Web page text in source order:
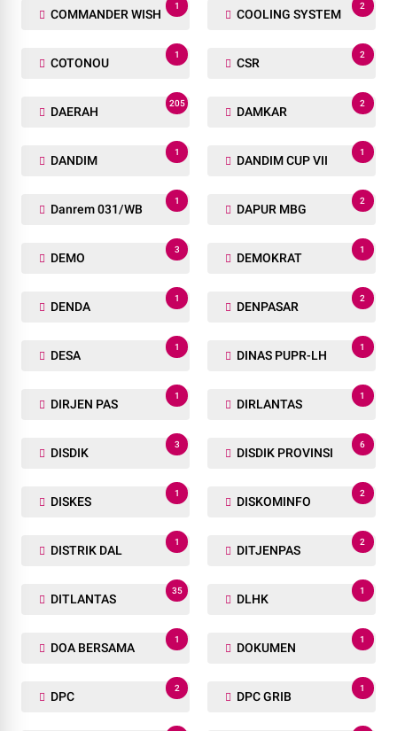
COMMANDER WISH
1
COOLING SYSTEM
2
COTONOU
1
CSR
2
DAERAH
205
DAMKAR
2
DANDIM
1
DANDIM CUP VII
1
Danrem 031/WB
1
DAPUR MBG
2
DEMO
3
DEMOKRAT
1
DENDA
1
DENPASAR
2
DESA
1
DINAS PUPR-LH
1
DIRJEN PAS
1
DIRLANTAS
1
DISDIK
3
DISDIK PROVINSI
6
DISKES
1
DISKOMINFO
2
DISTRIK DAL
1
DITJENPAS
2
DITLANTAS
35
DLHK
1
DOA BERSAMA
1
DOKUMEN
1
DPC
2
DPC GRIB
1